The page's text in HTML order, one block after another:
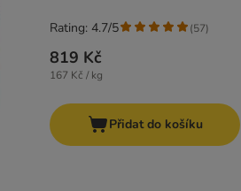
819 Kč
167 Kč / kg
Rating: 4.7/5 (57)
Přidat do košíku